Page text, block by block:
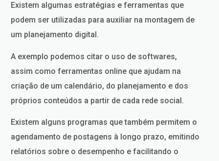
Existem algumas estratégias e ferramentas que
podem ser utilizadas para auxiliar na montagem de
um planejamento digital.
A exemplo podemos citar o uso de softwares,
assim como ferramentas online que ajudam na
criação de um calendário, do planejamento e dos
próprios conteúdos a partir de cada rede social.
Existem alguns programas que também permitem o
agendamento de postagens à longo prazo, emitindo
relatórios sobre o desempenho e facilitando o